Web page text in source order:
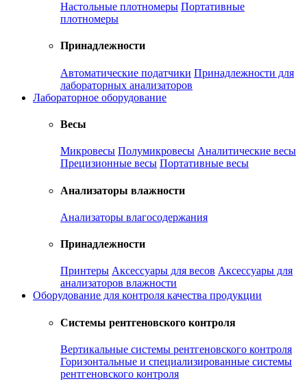
Настольные плотномеры Портативные
плотномеры
Принадлежности
Автоматические податчики Принадлежности для
лабораторных анализаторов
Лабораторное оборудование
Весы
Микровесы Полумикровесы Аналитические весы
Прецизионные весы Портативные весы
Анализаторы влажности
Анализаторы влагосодержания
Принадлежности
Принтеры Аксессуары для весов Аксессуары для
анализаторов влажности
Оборудование для контроля качества продукции
Системы рентгеновского контроля
Вертикальные системы рентгеновского контроля
Горизонтальные и специализированные системы
рентгеновского контроля